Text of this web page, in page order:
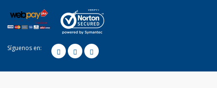
Síguenos en: